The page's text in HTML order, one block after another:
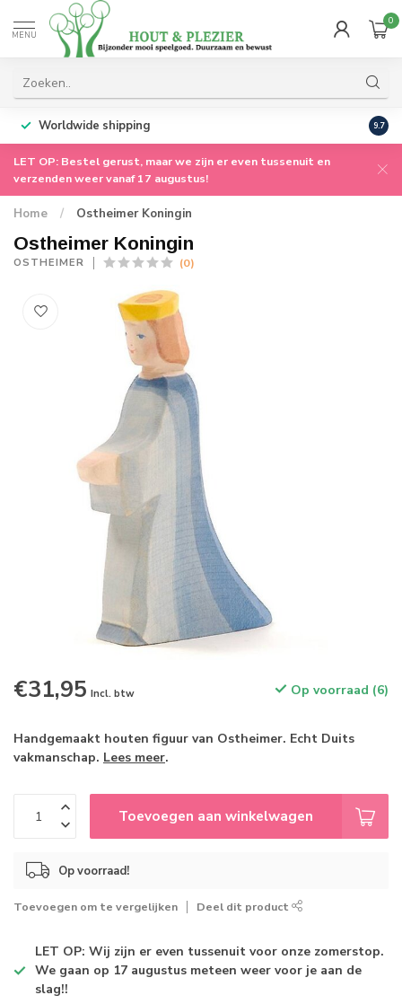
MENU
0
Worldwide shipping 9.7
LET OP: Bestel gerust, maar we zijn er even tussenuit en
verzenden weer vanaf 17 augustus!
Home / Ostheimer Koningin
Ostheimer Koningin
OSTHEIMER (0)
€31,95 Incl. btw Op voorraad (6)
Handgemaakt houten figuur van Ostheimer. Echt Duits
vakmanschap. Lees meer.
Toevoegen aan winkelwagen
Op voorraad!
Toevoegen om te vergelijken Deel dit product
LET OP: Wij zijn er even tussenuit voor onze zomerstop.
We gaan op 17 augustus meteen weer voor je aan de
slag!!